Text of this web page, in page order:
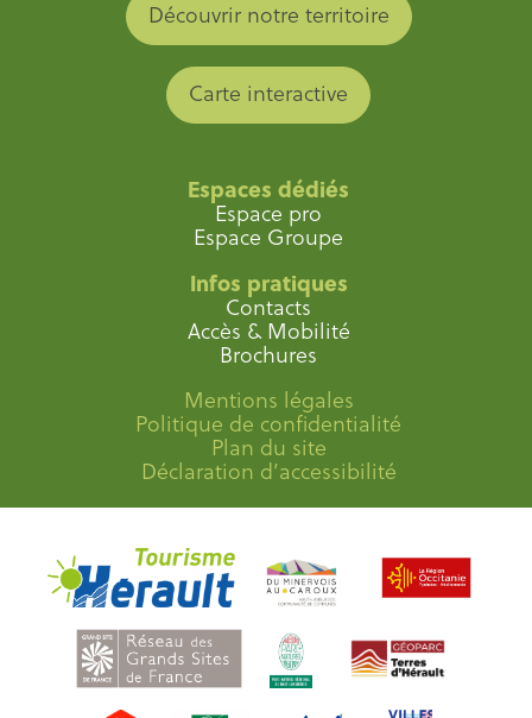
Découvrir notre territoire
Carte interactive
Espaces dédiés
Espace pro
Espace Groupe
Infos pratiques
Contacts
Accès & Mobilité
Brochures
Mentions légales
Politique de confidentialité
Plan du site
Déclaration d’accessibilité